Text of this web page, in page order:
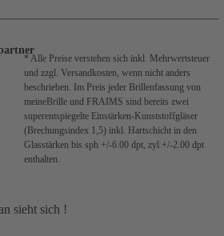
* Alle Preise verstehen sich inkl. Mehrwertsteuer
und zzgl. Versandkosten, wenn nicht anders
beschrieben. Im Preis jeder Brillenfassung von
meineBrille und FRAIMS sind bereits zwei
superentspiegelte Einstärken-Kunststoffgläser
(Brechungsindex 1,5) inkl. Hartschicht in den
Glasstärken bis sph +/-6.00 dpt, zyl +/-2.00 dpt
enthalten.
sieht sich !